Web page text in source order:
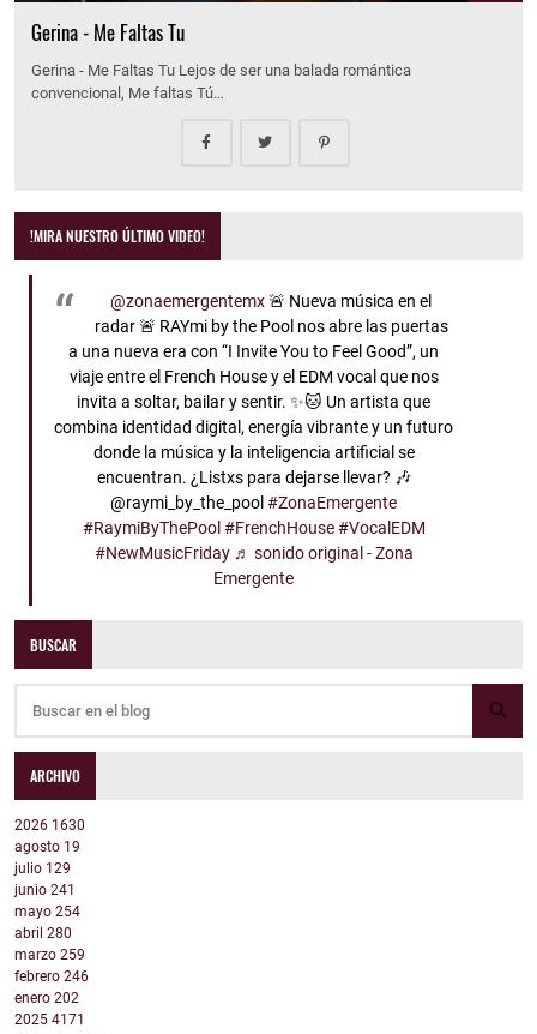
Gerina - Me Faltas Tu
Gerina - Me Faltas Tu Lejos de ser una balada romántica
convencional, Me faltas Tú…
!MIRA NUESTRO ÚLTIMO VIDEO!
@zonaemergentemx🚨 Nueva música en el
radar 🚨 RAYmi by the Pool nos abre las puertas
a una nueva era con “I Invite You to Feel Good”, un
viaje entre el French House y el EDM vocal que nos
invita a soltar, bailar y sentir. ✨🐱 Un artista que
combina identidad digital, energía vibrante y un futuro
donde la música y la inteligencia artificial se
encuentran. ¿Listxs para dejarse llevar? 🎶
@raymi_by_the_pool#ZonaEmergente
#RaymiByThePool #FrenchHouse #VocalEDM
#NewMusicFriday ♬ sonido original - Zona
Emergente
BUSCAR
ARCHIVO
2026 1630
agosto 19
julio 129
junio 241
mayo 254
abril 280
marzo 259
febrero 246
enero 202
2025 4171